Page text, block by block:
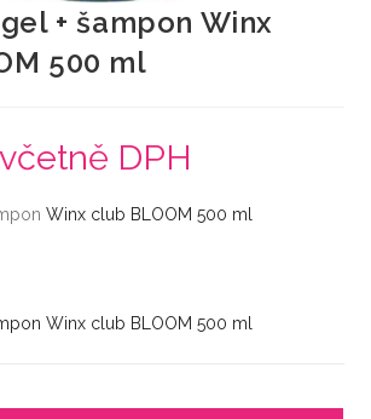
+ šampon Winx
500 ml
včetně DPH
Winx club BLOOM 500 ml
Winx club BLOOM 500 ml